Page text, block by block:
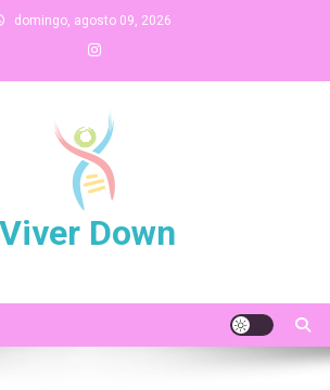
de ferramentas
domingo, agosto 09, 2026
Viver Down